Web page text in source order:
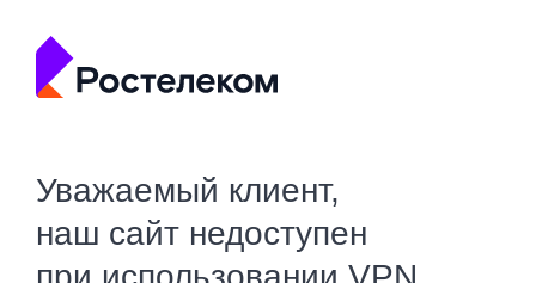
Уважаемый клиент,
наш сайт недоступен